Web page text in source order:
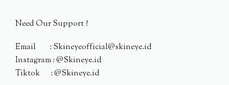
Need Our Support ?
Email : Skineyeofficial@skineye.id
Instagram : @Skineye.id
Tiktok : @Skineye.id